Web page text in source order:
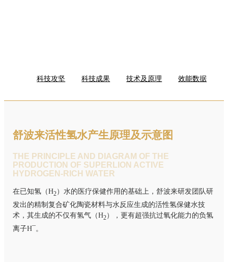
科技攻坚 科技成果 技术及原理 效能数据
舒波来活性氢水产生原理及示意图
THE PRINCIPLE AND DIAGRAM OF THE
PRODUCTION OF SUPERLION ACTIVE
HYDROGEN-RICH WATER
在已知氢（H2）水的医疗保健作用的基础上，舒波来研发团队研
发出的精制复合矿化陶瓷材料与水反应生成的活性氢保健水技
术，其生成的不仅有氢气（H2），更有超强抗过氧化能力的负氢
离子H¯。